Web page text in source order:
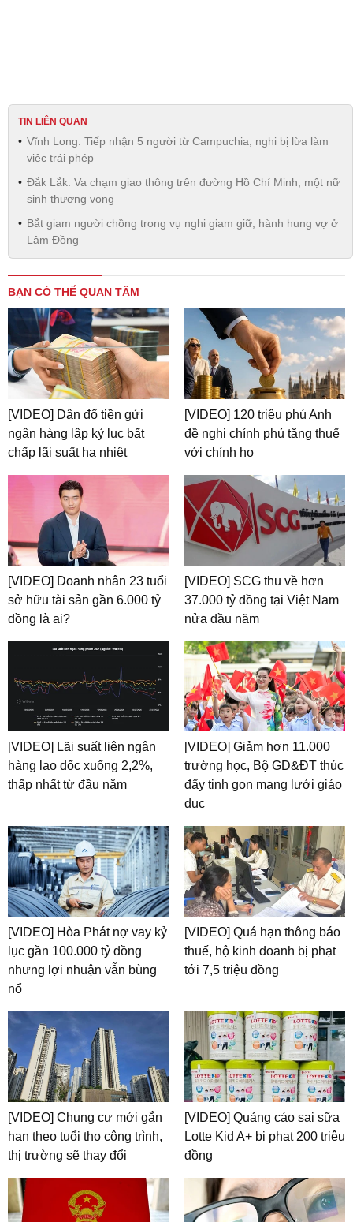
TIN LIÊN QUAN
Vĩnh Long: Tiếp nhận 5 người từ Campuchia, nghi bị lừa làm
việc trái phép
Đắk Lắk: Va chạm giao thông trên đường Hồ Chí Minh, một nữ
sinh thương vong
Bắt giam người chồng trong vụ nghi giam giữ, hành hung vợ ở
Lâm Đồng
BẠN CÓ THỂ QUAN TÂM
[VIDEO] Dân đổ tiền gửi
ngân hàng lập kỷ lục bất
chấp lãi suất hạ nhiệt
[VIDEO] 120 triệu phú Anh
đề nghị chính phủ tăng thuế
với chính họ
[VIDEO] Doanh nhân 23 tuổi
sở hữu tài sản gần 6.000 tỷ
đồng là ai?
[VIDEO] SCG thu về hơn
37.000 tỷ đồng tại Việt Nam
nửa đầu năm
[VIDEO] Lãi suất liên ngân
hàng lao dốc xuống 2,2%,
thấp nhất từ đầu năm
[VIDEO] Giảm hơn 11.000
trường học, Bộ GD&ĐT thúc
đẩy tinh gọn mạng lưới giáo
dục
[VIDEO] Hòa Phát nợ vay kỷ
lục gần 100.000 tỷ đồng
nhưng lợi nhuận vẫn bùng
nổ
[VIDEO] Quá hạn thông báo
thuế, hộ kinh doanh bị phạt
tới 7,5 triệu đồng
[VIDEO] Chung cư mới gắn
hạn theo tuổi thọ công trình,
thị trường sẽ thay đổi
[VIDEO] Quảng cáo sai sữa
Lotte Kid A+ bị phạt 200 triệu
đồng